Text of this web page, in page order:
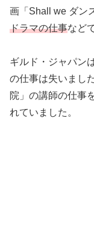
画「Shall we ダン
ドラマの仕事など
ギルド・ジャパン
の仕事は失いまし
院」の講師の仕事
れていました。